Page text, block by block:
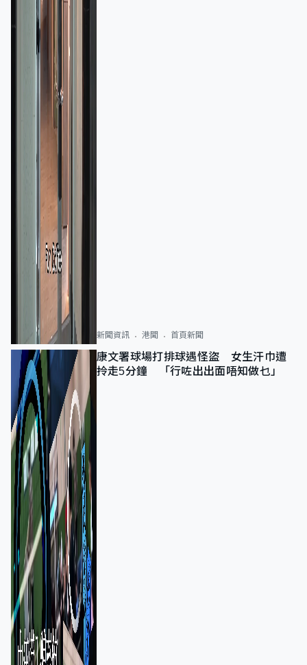
新聞資訊 港聞 首頁新聞
康文署球場打排球遇怪盜 女生汗巾遭
拎走5分鐘 「行咗出出面唔知做乜」